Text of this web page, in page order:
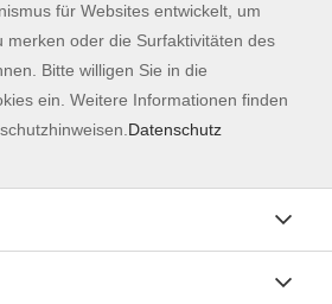
Kontaktformular
Impressum
AGB
Datenschutzerklärung
für Websites entwickelt, um
merken oder die Surfaktivitäten des
Bitte willigen Sie in die
ein. Weitere Informationen finden
Datenschutz